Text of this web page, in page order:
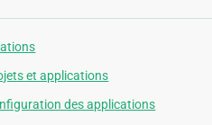
et applications
des applications